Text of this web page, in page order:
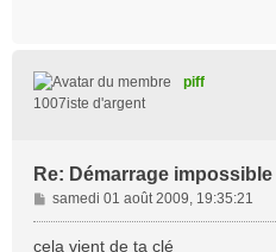
piff
1007iste d'argent
Re: Démarrage impossible
M
e
s
samedi 01 août 2009, 19:35:21
cela vient de ta clé